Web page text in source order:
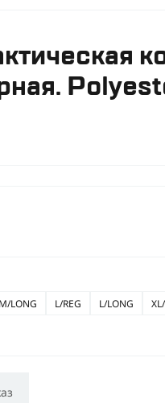
M/LONG L/REG L/LONG